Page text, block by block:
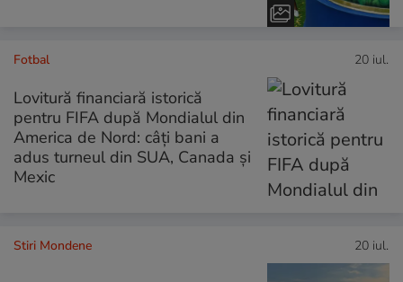
Fotbal 20 iul.
Lovitură financiară istorică
pentru FIFA după Mondialul din
America de Nord: câți bani a
adus turneul din SUA, Canada și
Mexic
Stiri Mondene 20 iul.